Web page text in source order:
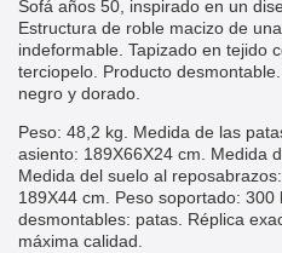
Sofá años 50, inspirado en un
Estructura de roble macizo de
indeformable. Tapizado en tejido
terciopelo. Producto
negro y dorado.
Peso: 48,2 kg. Medida de las
asiento: 189X66X24 cm. Medida
Medida del suelo al
189X44 cm. Peso soportado:
desmontables: patas. Réplica
máxima calidad.